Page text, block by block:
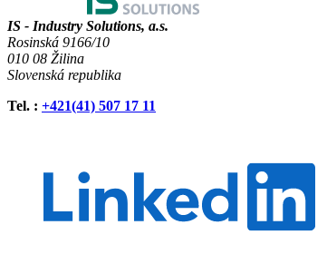
IS - Industry Solutions, a.s.
Rosinská 9166/10
010 08 Žilina
Slovenská republika
Tel. : +421(41) 507 17 11